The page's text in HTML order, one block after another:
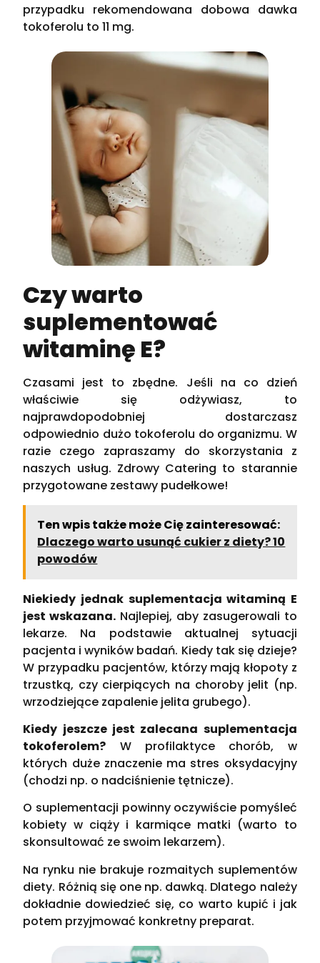
przypadku rekomendowana dobowa dawka
tokoferolu to 11 mg.
Czy warto
suplementować
witaminę E?
Czasami jest to zbędne. Jeśli na co dzień
właściwie się odżywiasz, to
najprawdopodobniej dostarczasz
odpowiednio dużo tokoferolu do organizmu. W
razie czego zapraszamy do skorzystania z
naszych usług. Zdrowy Catering to starannie
przygotowane zestawy pudełkowe!
Ten wpis także może Cię zainteresować:
Dlaczego warto usunąć cukier z diety? 10
powodów
Niekiedy jednak suplementacja witaminą E
jest wskazana. Najlepiej, aby zasugerowali to
lekarze. Na podstawie aktualnej sytuacji
pacjenta i wyników badań. Kiedy tak się dzieje?
W przypadku pacjentów, którzy mają kłopoty z
trzustką, czy cierpiących na choroby jelit (np.
wrzodziejące zapalenie jelita grubego).
Kiedy jeszcze jest zalecana suplementacja
tokoferolem? W profilaktyce chorób, w
których duże znaczenie ma stres oksydacyjny
(chodzi np. o nadciśnienie tętnicze).
O suplementacji powinny oczywiście pomyśleć
kobiety w ciąży i karmiące matki (warto to
skonsultować ze swoim lekarzem).
Na rynku nie brakuje rozmaitych suplementów
diety. Różnią się one np. dawką. Dlatego należy
dokładnie dowiedzieć się, co warto kupić i jak
potem przyjmować konkretny preparat.